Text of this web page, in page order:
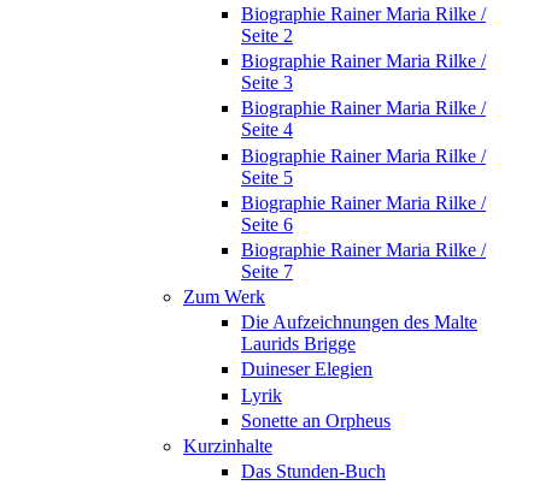
Biographie Rainer Maria Rilke /
Seite 2
Biographie Rainer Maria Rilke /
Seite 3
Biographie Rainer Maria Rilke /
Seite 4
Biographie Rainer Maria Rilke /
Seite 5
Biographie Rainer Maria Rilke /
Seite 6
Biographie Rainer Maria Rilke /
Seite 7
Zum Werk
Die Aufzeichnungen des Malte
Laurids Brigge
Duineser Elegien
Lyrik
Sonette an Orpheus
Kurzinhalte
Das Stunden-Buch